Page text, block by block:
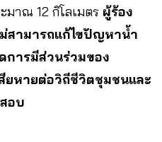
มาณ 12 กิโลเมตร ผู้ร้อง
สามารถแก้ไขปัญหาน้ำ
การมีส่วนร่วมของ
ยหายต่อวิถีชีวิตชุมชนและ
อบ